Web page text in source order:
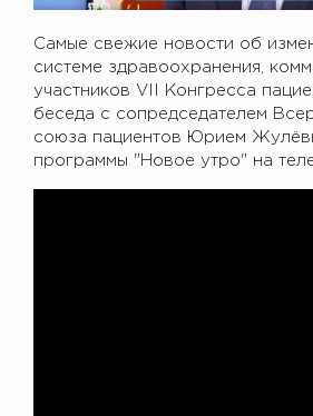
Самые свежие новости об
системе здравоохранения,
участников VII Конгресса
беседа с сопредседателем
союза пациентов Юрием
программы "Новое утро" на